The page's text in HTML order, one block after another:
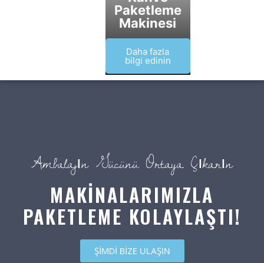
Paketleme
Makinesi
Daha fazla
bilgi edinin
Ambalajın Gücünü Ortaya Çıkarın
MAKİNALARIMIZLA
PAKETLEME KOLAYLAŞTI!
ŞİMDİ BİZE ULAŞIN